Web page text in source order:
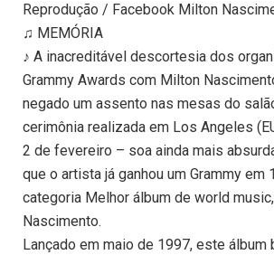
Reprodução / Facebook Milton
♫ MEMÓRIA
♪ A inacreditável descortesia dos
Grammy Awards com Milton
negado um assento nas mesas do
cerimônia realizada em Los Angeles
2 de fevereiro – soa ainda mais
que o artista já ganhou um Grammy em
categoria Melhor álbum de world
Nascimento.
Lançado em maio de 1997, este álbum